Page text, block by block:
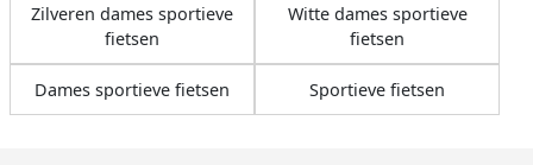
Zilveren dames sportieve
fietsen
Witte dames sportieve
fietsen
Dames sportieve fietsen Sportieve fietsen